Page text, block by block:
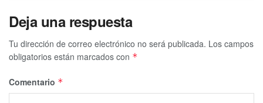
Deja una respuesta
Tu dirección de correo electrónico no será publicada. Los campos
obligatorios están marcados con *
Comentario *